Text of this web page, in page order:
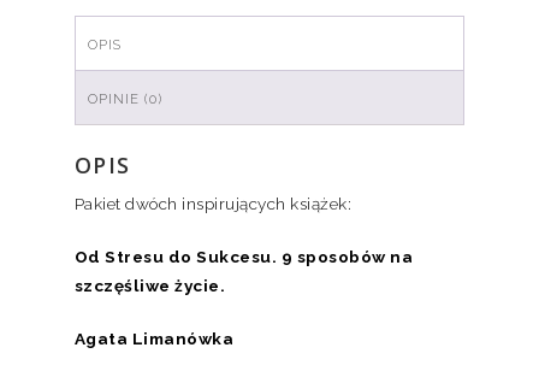
OPIS
OPINIE (0)
OPIS
Pakiet dwóch inspirujących książek:
Od Stresu do Sukcesu. 9 sposobów na
szczęśliwe życie.
Agata Limanówka